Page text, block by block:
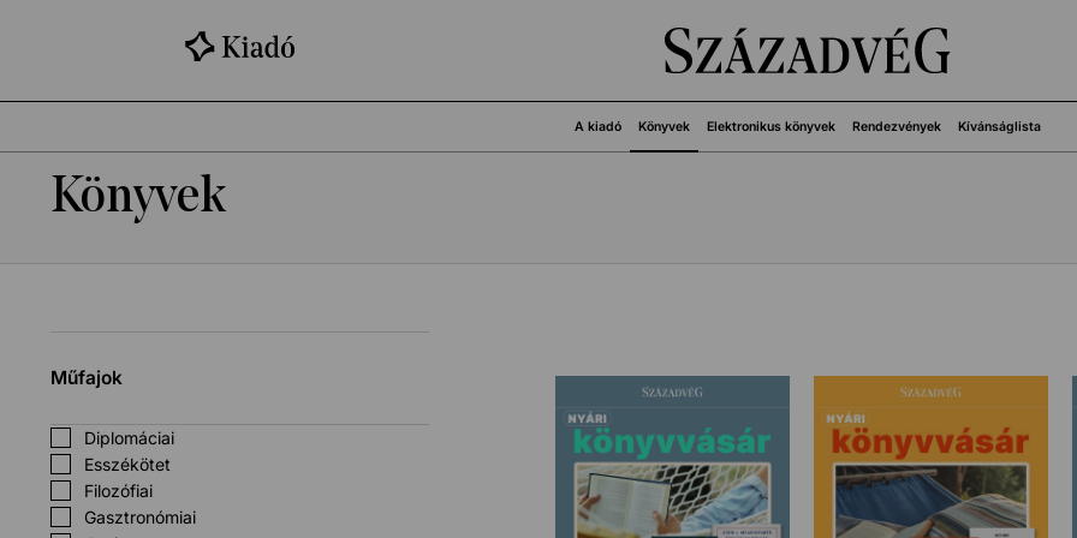
A kiadó Könyvek Elektronikus könyvek Rendezvények Kívánságlista
Könyvek
Műfajok
Diplomáciai
Esszékötet
Filozófiai
Gasztronómiai